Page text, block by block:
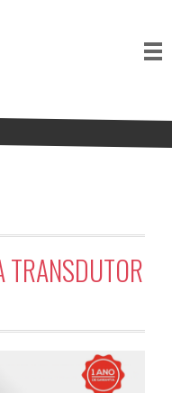
TRANSDUTOR